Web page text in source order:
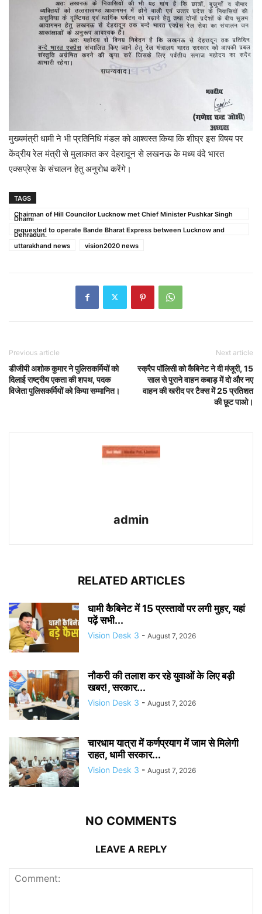
मुख्यमंत्री धामी ने भी प्रतिनिधि मंडल को आश्वस्त किया कि शीघ्र इस विषय पर
केंद्रीय रेल मंत्री से मुलाकात कर देहरादून से लखनऊ के मध्य वंदे भारत
एक्सप्रेस के संचालन हेतु अनुरोध करेंगे।
TAGS
Chairman of Hill Councilor Lucknow met Chief Minister Pushkar Singh
Dhami
requested to operate Bande Bharat Express between Lucknow and
Dehradun.
uttarakhand news
vision2020 news
Previous article
डीजीपी अशोक कुमार ने पुलिसकर्मियों को
दिलाई राष्ट्रीय एकता की शपथ, पदक
विजेता पुलिसकर्मियों को किया सम्मानित।
Next article
स्क्रैप पॉलिसी को कैबिनेट ने दी मंजूरी, 15
साल से पुराने वाहन कबाड़ में दो और नए
वाहन की खरीद पर टैक्स में 25 प्रतिशत
की छूट पाओ।
admin
RELATED ARTICLES
धामी कैबिनेट में 15 प्रस्तावों पर लगी मुहर, यहां
पढ़ें सभी...
Vision Desk 3 - August 7, 2026
नौकरी की तलाश कर रहे युवाओं के लिए बड़ी
खबर!, सरकार...
Vision Desk 3 - August 7, 2026
चारधाम यात्रा में कर्णप्रयाग में जाम से मिलेगी
राहत, धामी सरकार...
Vision Desk 3 - August 7, 2026
NO COMMENTS
LEAVE A REPLY